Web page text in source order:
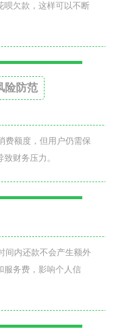
呗欠款，这样可以不断
险防范
费额度，但用户仍需保
财务压力。
间内还款不会产生额外
服务费，影响个人信